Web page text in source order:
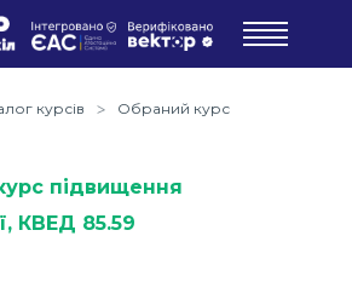
курсів Обраний курс
підвищення
, КВЕД 85.59